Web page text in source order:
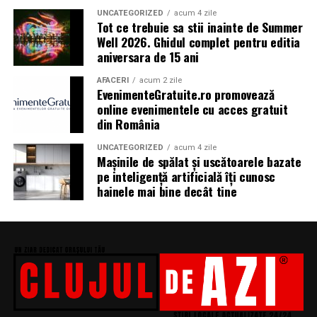
Bacardi, Martini, Hendrick’s Gin, Jack Daniel’s, Mega
Image, Pepsi, Fashion Days, alpro, Transalpina, vitamin
aqua, Lay’s, e-on, FABIZ, Bucharest Business School,
biciclop, syoss, Persil, Sensodyne, InterContinental
Athénée Palace, alka, Secom.
Abonamentele pot fi achizitionate de pe summerwell.ro,
la pretul de 513 lei + taxe. De asemenea, sunt disponibile
si bilete de o zi la pretul de 351 lei + taxe pentru vineri si
sambata, iar pentru duminica costul biletului este de
426 lei + taxe.
UNCATEGORIZED acum 4 zile
Tot ce trebuie sa stii inainte de Summer
Well 2026. Ghidul complet pentru editia
aniversara de 15 ani
AFACERI acum 2 zile
EvenimenteGratuite.ro promovează
online evenimentele cu acces gratuit
din România
UNCATEGORIZED acum 4 zile
Mașinile de spălat și uscătoarele bazate
pe inteligență artificială îți cunosc
hainele mai bine decât tine